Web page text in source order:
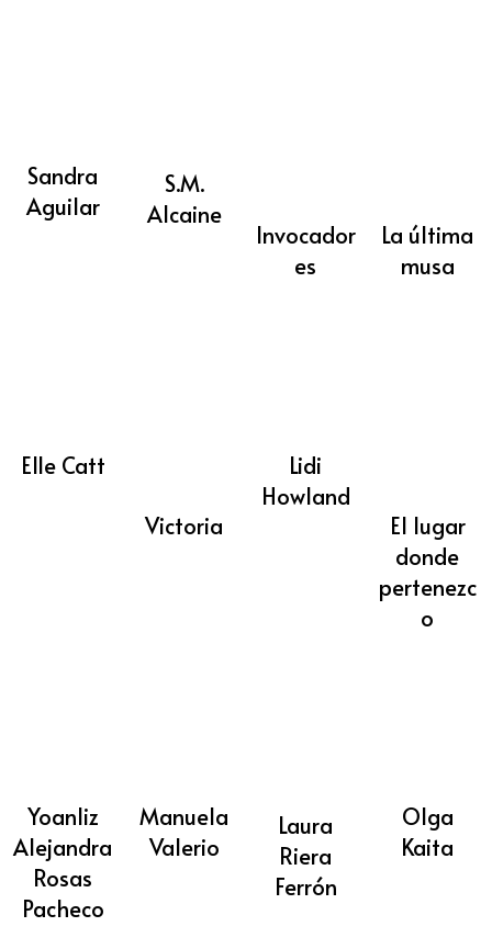
Sandra
Aguilar
S.M.
Alcaine
Invocador
es
La última
musa
Elle Catt
Victoria
Lidi
Howland
El lugar
donde
pertenezc
o
Yoanliz
Alejandra
Rosas
Pacheco
Manuela
Valerio
Laura
Riera
Ferrón
Olga
Kaita